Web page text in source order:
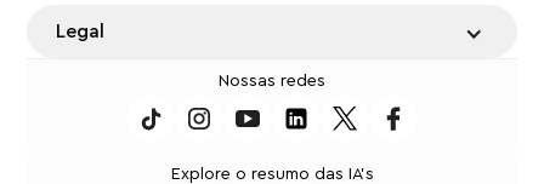
Legal
Nossas redes
Explore o resumo das IA's